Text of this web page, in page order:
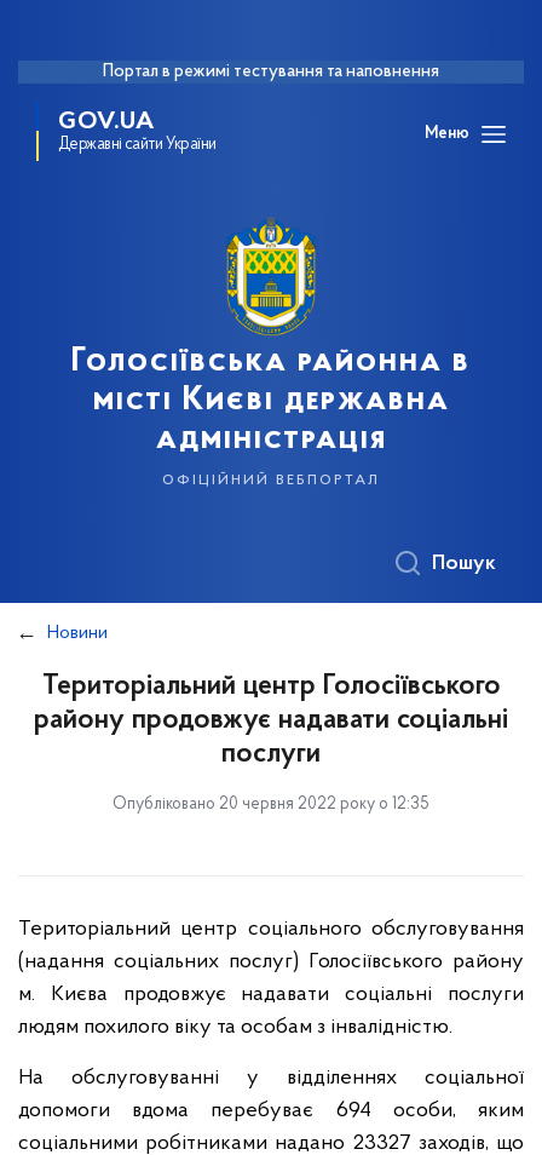
Портал в режимі тестування та наповнення
GOV.UA
Державні сайти України
Меню
Голосіївська районна в
місті Києві державна
адміністрація
офіційний вебпортал
Пошук
Новини
Територіальний центр Голосіївського
району продовжує надавати соціальні
послуги
Опубліковано 20 червня 2022 року о 12:35
Територіальний центр соціального обслуговування
(надання соціальних послуг) Голосіївського району
м. Києва продовжує надавати соціальні послуги
людям похилого віку та особам з інвалідністю.
На обслуговуванні у відділеннях соціальної
допомоги вдома перебуває 694 особи, яким
соціальними робітниками надано 23327 заходів, що